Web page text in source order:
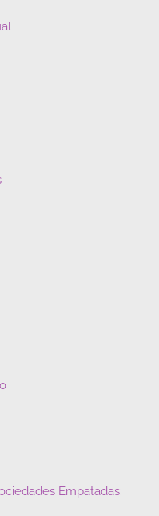
Empatadas: